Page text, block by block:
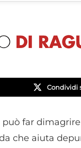
Condividi
può far
che aiuta